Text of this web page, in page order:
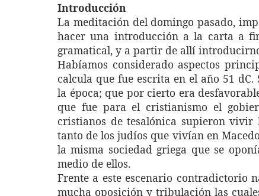
Introducción
La meditación del domingo pasado,
hacer una introducción a la carta a
gramatical, y a partir de allí
Habíamos considerado aspectos
calcula que fue escrita en el año 51
la época; que por cierto era
que fue para el cristianismo el
cristianos de tesalónica supieron vivir
tanto de los judíos que vivían en
la misma sociedad griega que se
medio de ellos.
Frente a este escenario contradictorio
mucha oposición y tribulación las